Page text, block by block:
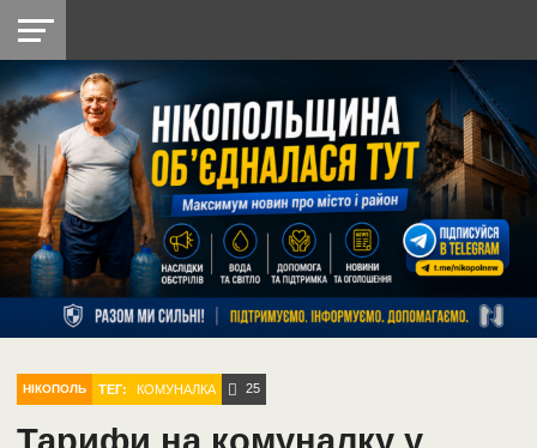
НІКОПОЛЬ
РАЙОН
СІЧЕСЛАВСЬКА
УКРАЇНА
РЕТРО
НІКОПОЛЬ
ЛАЙТ
УКРАЇНА
ДОПОМОГА
РАДІО
НІКОПОЛЬ ТЕГ: КОМУНАЛКА 25